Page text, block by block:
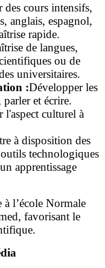
des cours intensifs,
anglais, espagnol,
rapide.
de langues,
ou de
universitaires.
:Développer les
et écrire.
l'aspect culturel à
à disposition des
technologiques
apprentissage
à l’école Normale
favorisant le